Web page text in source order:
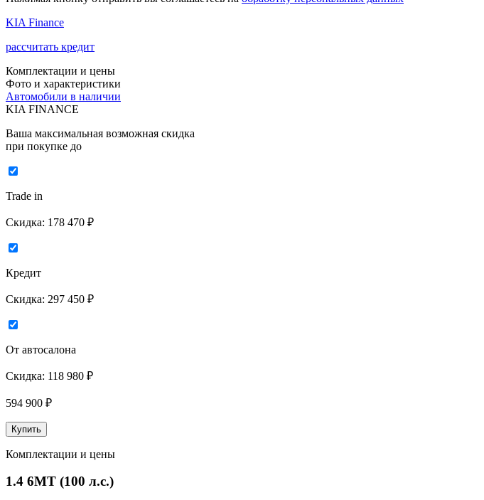
KIA Finance
рассчитать кредит
Комплектации и цены
Фото и характеристики
Автомобили в наличии
KIA FINANCE
Ваша максимальная возможная скидка
при покупке до
Trade in
Скидка: 178 470 ₽
Кредит
Скидка: 297 450 ₽
От автосалона
Скидка: 118 980 ₽
594 900 ₽
Купить
Комплектации и цены
1.4 6МТ (100 л.с.)